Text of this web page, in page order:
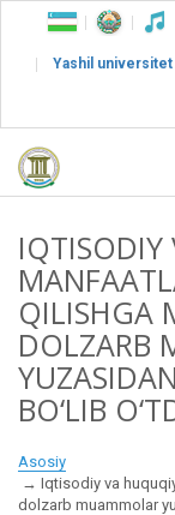
Yashil universitet
QILISHGA
DOLZARB
BO‘LIB
Asosiy
Iqtisodiy va
dolzarb muammolar